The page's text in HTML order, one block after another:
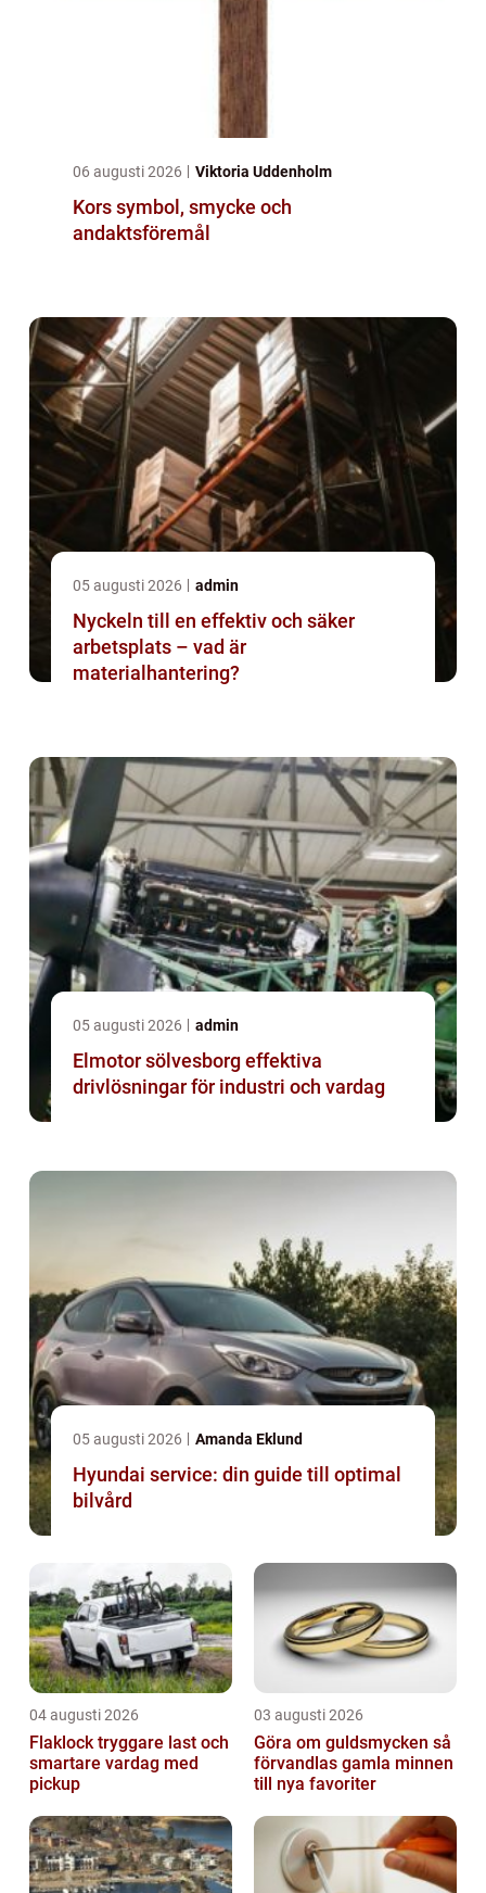
06 augusti 2026 Viktoria Uddenholm
Kors symbol, smycke och
andaktsföremål
05 augusti 2026 admin
Nyckeln till en effektiv och säker
arbetsplats – vad är
materialhantering?
05 augusti 2026 admin
Elmotor sölvesborg effektiva
drivlösningar för industri och vardag
05 augusti 2026 Amanda Eklund
Hyundai service: din guide till optimal
bilvård
04 augusti 2026
Flaklock tryggare last och
smartare vardag med
pickup
03 augusti 2026
Göra om guldsmycken så
förvandlas gamla minnen
till nya favoriter